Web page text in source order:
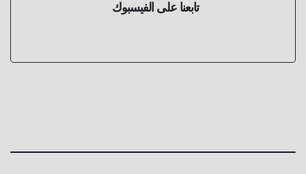
تابعنا على الفيسبوك